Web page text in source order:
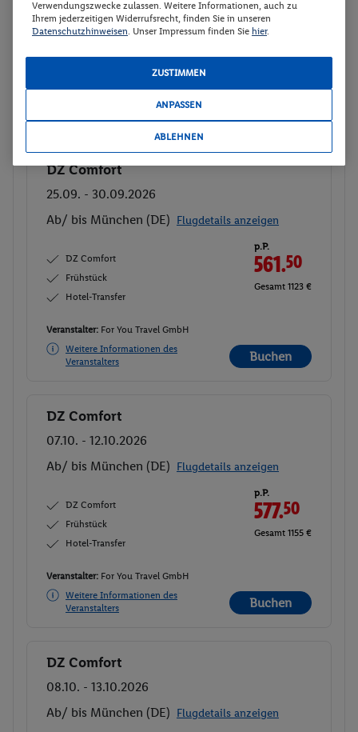
4 weitere Angebote anzeigen
Zimmerdetails
Buchen
DZ Comfort
25.09. - 30.09.2026
Ab/ bis München (DE) Flugdetails anzeigen
DZ Comfort
Frühstück
Hotel-Transfer
p.P.
561.50
Gesamt 1123 €
Veranstalter: For You Travel GmbH
Weitere Informationen des
Veranstalters
Buchen
Buchen
DZ Comfort
07.10. - 12.10.2026
Ab/ bis München (DE) Flugdetails anzeigen
DZ Comfort
Frühstück
Hotel-Transfer
p.P.
577.50
Gesamt 1155 €
Veranstalter: For You Travel GmbH
Weitere Informationen des
Veranstalters
Buchen
Buchen
DZ Comfort
08.10. - 13.10.2026
Ab/ bis München (DE) Flugdetails anzeigen
Verwendungszwecke zulassen. Weitere Informationen, auch zu
Ihrem jederzeitigen Widerrufsrecht, finden Sie in unseren
Datenschutzhinweisen. Unser Impressum finden Sie hier.
ZUSTIMMEN
ANPASSEN
ABLEHNEN